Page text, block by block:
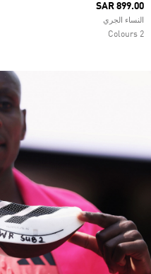
SAR 899.00
النساء الجري
2 Colours